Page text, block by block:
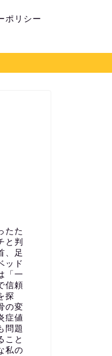
ポリシー
たた
と判
、足
ッド
「一
信頼
探
の変
症値
問題
こと
私の